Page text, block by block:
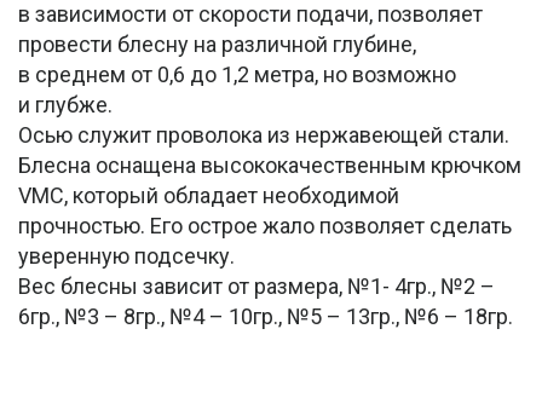
в зависимости от скорости подачи, позволяет
провести блесну на различной глубине,
в среднем от 0,6 до 1,2 метра, но возможно
и глубже.
Осью служит проволока из нержавеющей стали.
Блесна оснащена высококачественным крючком
VMC, который обладает необходимой
прочностью. Его острое жало позволяет сделать
уверенную подсечку.
Вес блесны зависит от размера, №1- 4гр., №2 –
6гр., №3 – 8гр., №4 – 10гр., №5 – 13гр., №6 – 18гр.